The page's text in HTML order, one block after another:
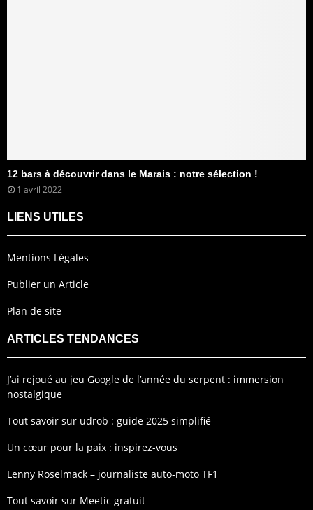
12 bars à découvrir dans le Marais : notre sélection !
1 avril 2022
LIENS UTILES
Mentions Légales
Publier un Article
Plan de site
ARTICLES TENDANCES
J’ai rejoué au jeu Google de l’année du serpent : immersion
nostalgique
Tout savoir sur udrob : guide 2025 simplifié
Un cœur pour la paix : inspirez-vous
Lenny Roselmack – journaliste auto-moto TF1
Tout savoir sur Meetic gratuit